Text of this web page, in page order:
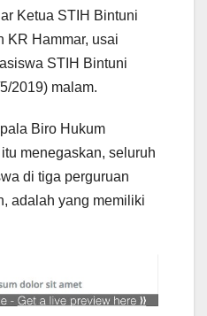
Ketua STIH Bintuni
KR Hammar, usai
STIH Bintuni
2019) malam.
Biro Hukum
menegaskan, seluruh
di tiga perguruan
adalah yang memiliki